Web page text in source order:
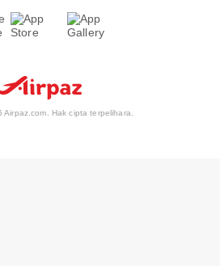
Airpaz.com. Hak cipta terpelihara.